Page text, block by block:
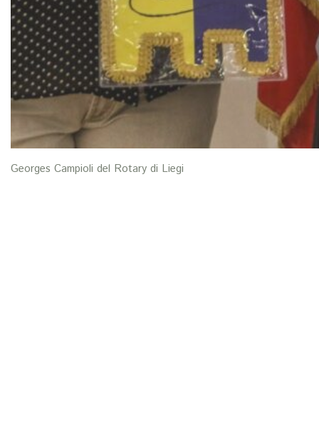
Georges Campioli del Rotary di Liegi